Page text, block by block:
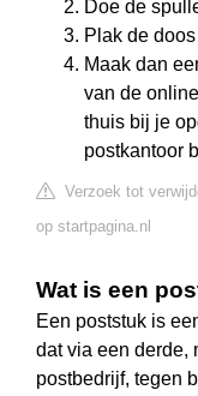
Doe de
Plak de
Maak dan
van de
thuis bij je
postkantoor
Verzoek tot
op startpagina.nl
Wat is een
Een poststuk is
dat via een derde,
postbedrijf, tegen